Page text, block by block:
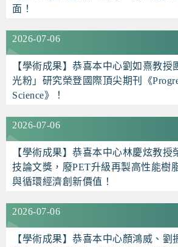
面！
2026-07-06
【學術成果】恭喜本中心劉如熹教授
光粉」研究榮登國際頂尖期刊《
Science》！
2026-07-06
【學術成果】恭喜本中心林慶炫教授
技論文獎，廢PET升級再製高性能樹
與循環經濟創新價值！
2026-07-06
【學術成果】恭喜本中心顏鴻威、劉